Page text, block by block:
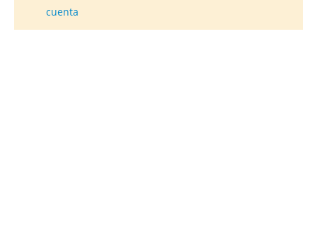
cuenta